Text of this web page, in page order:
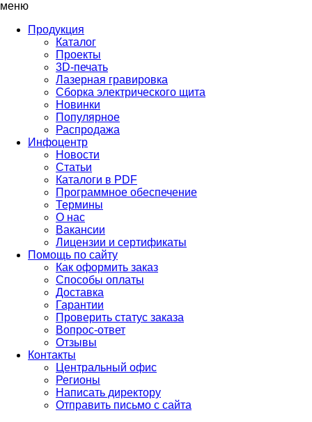
меню
Продукция
Каталог
Проекты
3D-печать
Лазерная гравировка
Сборка электрического щита
Новинки
Популярное
Распродажа
Инфоцентр
Новости
Статьи
Каталоги в PDF
Программное обеспечение
Термины
О нас
Вакансии
Лицензии и сертификаты
Помощь по сайту
Как оформить заказ
Способы оплаты
Доставка
Гарантии
Проверить статус заказа
Вопрос-ответ
Отзывы
Контакты
Центральный офис
Регионы
Написать директору
Отправить письмо с сайта